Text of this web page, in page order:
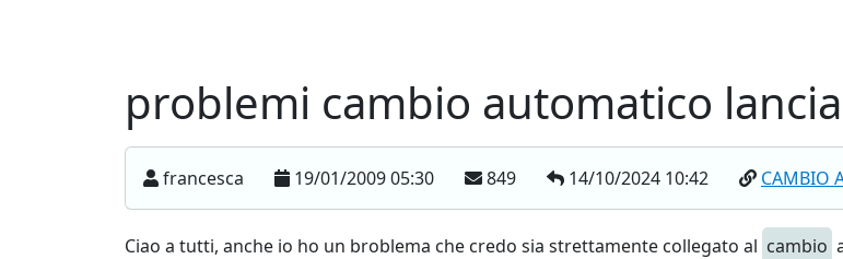
problemi cambio automatico
francesca 19/01/2009 05:30 849 14/10/2024 10:42 CAMBIO
Ciao a tutti, anche io ho un broblema che credo sia strettamente collegato al cambio